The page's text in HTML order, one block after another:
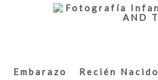
Embarazo Recién Nacido